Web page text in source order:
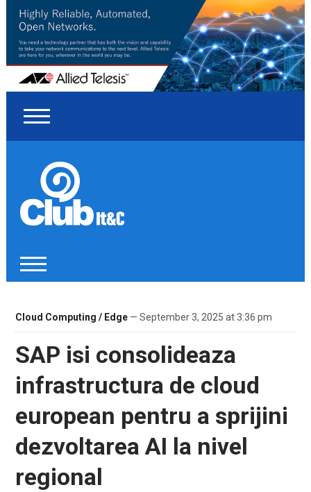
Cloud Computing / Edge— September 3, 2025 at 3:36 pm
SAP isi consolideaza
infrastructura de cloud
european pentru a sprijini
dezvoltarea AI la nivel
regional